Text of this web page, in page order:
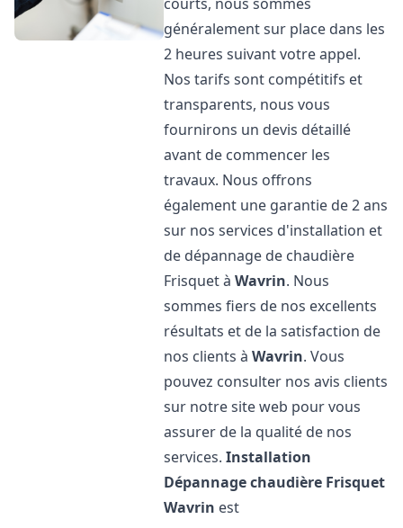
généralement sur place dans les
2 heures suivant votre appel.
Nos tarifs sont compétitifs et
transparents, nous vous
fournirons un devis détaillé
avant de commencer les
travaux. Nous offrons
également une garantie de 2 ans
sur nos services d'installation et
de dépannage de chaudière
Frisquet àWavrin. Nous
sommes fiers de nos excellents
résultats et de la satisfaction de
nos clients àWavrin. Vous
pouvez consulter nos avis clients
sur notre site web pour vous
assurer de la qualité de nos
services.Installation
Dépannage chaudière Frisquet
Wavrin est